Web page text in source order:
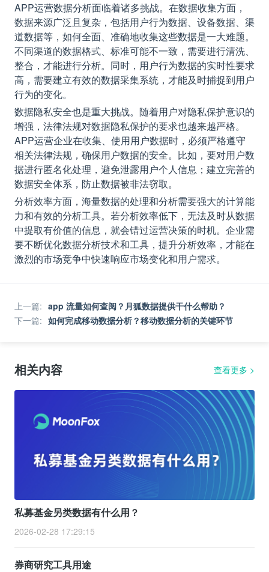
APP运营数据分析面临着诸多挑战。在数据收集方面，
数据来源广泛且复杂，包括用户行为数据、设备数据、渠
道数据等，如何全面、准确地收集这些数据是一大难题。
不同渠道的数据格式、标准可能不一致，需要进行清洗、
整合，才能进行分析。同时，用户行为数据的实时性要求
高，需要建立有效的数据采集系统，才能及时捕捉到用户
行为的变化。
数据隐私安全也是重大挑战。随着用户对隐私保护意识的
增强，法律法规对数据隐私保护的要求也越来越严格。
APP运营企业在收集、使用用户数据时，必须严格遵守
相关法律法规，确保用户数据的安全。比如，要对用户数
据进行匿名化处理，避免泄露用户个人信息；建立完善的
数据安全体系，防止数据被非法窃取。
分析效率方面，海量数据的处理和分析需要强大的计算能
力和有效的分析工具。若分析效率低下，无法及时从数据
中提取有价值的信息，就会错过运营决策的时机。企业需
要不断优化数据分析技术和工具，提升分析效率，才能在
激烈的市场竞争中快速响应市场变化和用户需求。
上一篇: app 流量如何查阅？月狐数据提供干什么帮助？
下一篇: 如何完成移动数据分析？移动数据分析的关键环节
相关内容 查看更多 >
私募基金另类数据有什么用？
2026-02-28 17:29:15
券商研究工具用途